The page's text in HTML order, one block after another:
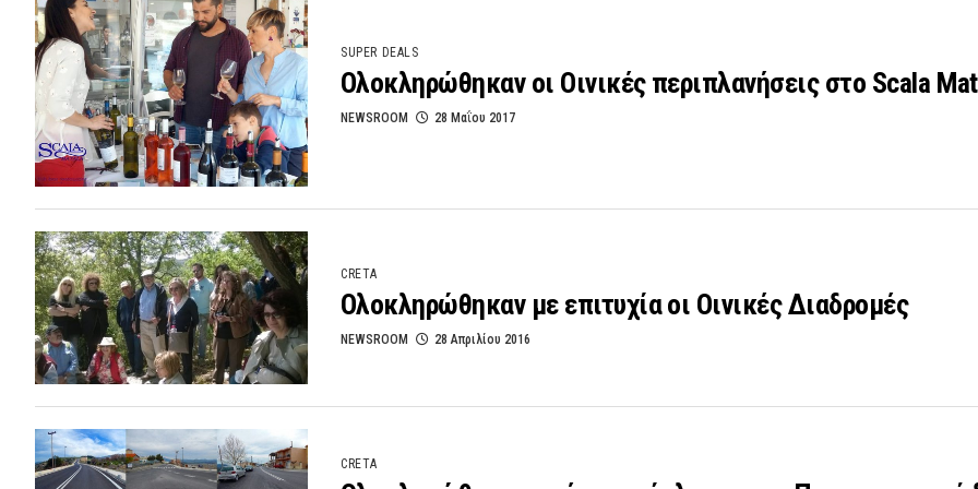
SUPER DEALS
Ολοκληρώθηκαν οι Οινικές περιπλανήσεις στο Scala
NEWSROOM 28 Μαΐου 2017
CRETA
Ολοκληρώθηκαν με επιτυχία οι Οινικές Διαδρομές
NEWSROOM 28 Απριλίου 2016
CRETA